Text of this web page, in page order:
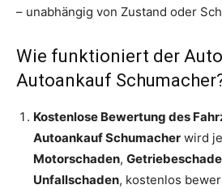
– unabhängig von Zustand oder
Wie funktioniert der
Autoankauf
Kostenlose Bewertung des
Autoankauf Schumacher wird
Motorschaden,
Unfallschaden, kostenlos